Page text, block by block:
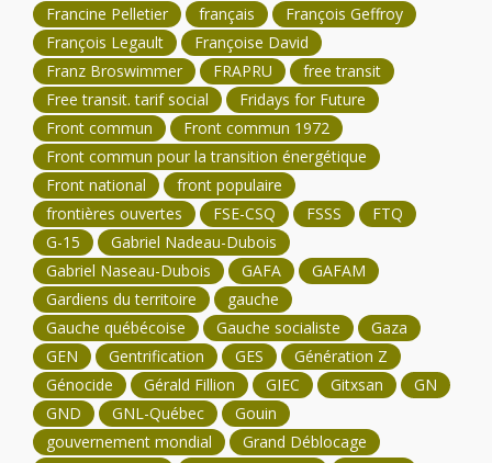
Francine Pelletier
français
François Geffroy
François Legault
Françoise David
Franz Broswimmer
FRAPRU
free transit
Free transit. tarif social
Fridays for Future
Front commun
Front commun 1972
Front commun pour la transition énergétique
Front national
front populaire
frontières ouvertes
FSE-CSQ FSSS
FTQ
G-15
Gabriel Nadeau-Dubois
Gabriel Naseau-Dubois
GAFA
GAFAM
Gardiens du territoire
gauche
Gauche québécoise
Gauche socialiste
Gaza
GEN
Gentrification GES
Génération Z
Génocide
Gérald Fillion GIEC Gitxsan
GN
GND
GNL-Québec
Gouin
gouvernement mondial
Grand Déblocage